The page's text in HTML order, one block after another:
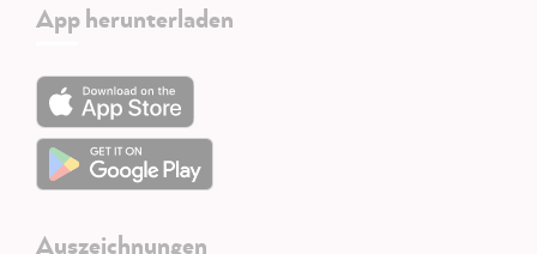
App herunterladen
Auszeichnungen